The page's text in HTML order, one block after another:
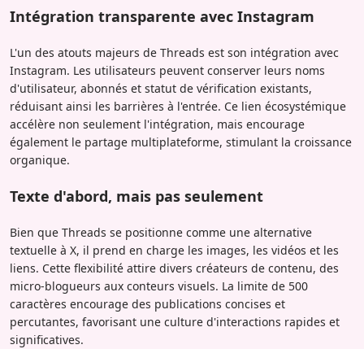
Intégration transparente avec Instagram
L'un des atouts majeurs de Threads est son intégration avec
Instagram. Les utilisateurs peuvent conserver leurs noms
d'utilisateur, abonnés et statut de vérification existants,
réduisant ainsi les barrières à l'entrée. Ce lien écosystémique
accélère non seulement l'intégration, mais encourage
également le partage multiplateforme, stimulant la croissance
organique.
Texte d'abord, mais pas seulement
Bien que Threads se positionne comme une alternative
textuelle à X, il prend en charge les images, les vidéos et les
liens. Cette flexibilité attire divers créateurs de contenu, des
micro-blogueurs aux conteurs visuels. La limite de 500
caractères encourage des publications concises et
percutantes, favorisant une culture d'interactions rapides et
significatives.